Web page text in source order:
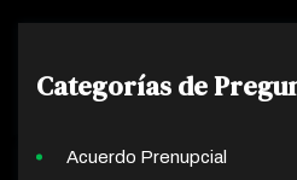
Categorías de
Acuerdo Prenupcial